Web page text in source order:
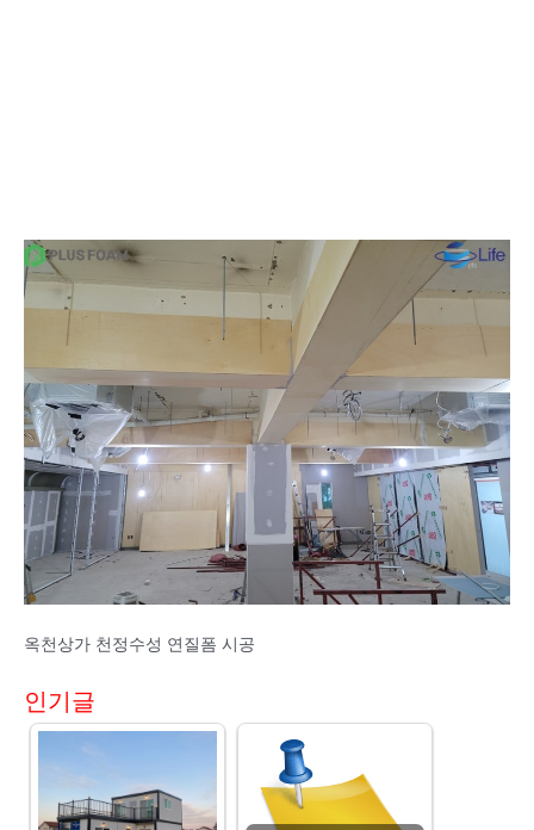
옥천상가 천정수성 연질폼 시공
인기글